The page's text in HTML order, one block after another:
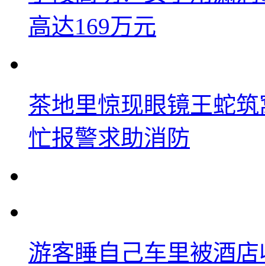
高达169万元
茶地里惊现眼镜王蛇
忙报警求助消防
游客睡自己车里被酒